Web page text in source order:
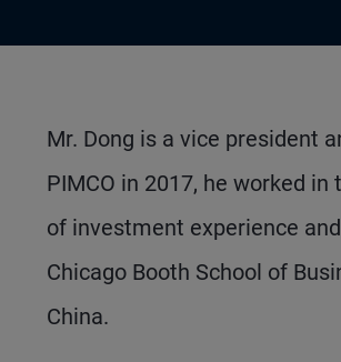
Mr. Dong is a vice president
PIMCO in 2017, he worked
of investment experience
Chicago Booth School of
China.